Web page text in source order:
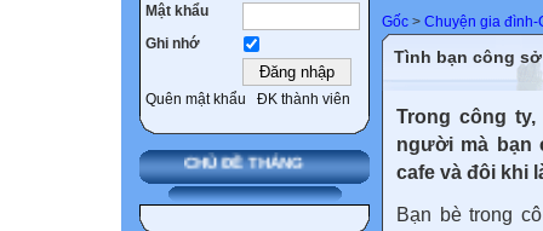
Mật khẩu
Ghi nhớ
Quên mật khẩu ĐK thành viên
CHỦ ĐỀ THÁNG
Gốc > Chuyện gia đình-
Tình bạn công sở
Trong công
người mà bạn
cafe và đôi khi
Bạn bè trong